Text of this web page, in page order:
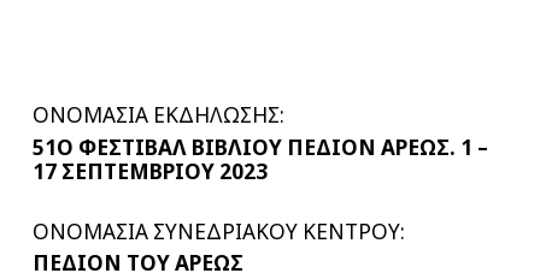
ΟΝΟΜΑΣΙΑ ΕΚΔΗΛΩΣΗΣ:
51Ο ΦΕΣΤΙΒΑΛ ΒΙΒΛΙΟΥ ΠΕΔΙΟΝ ΑΡΕΩΣ. 1 –
17 ΣΕΠΤΕΜΒΡΙΟΥ 2023
ΟΝΟΜΑΣΙΑ ΣΥΝΕΔΡΙΑΚΟΥ ΚΕΝΤΡΟΥ:
ΠΕΔΙΟΝ ΤΟΥ ΑΡΕΩΣ